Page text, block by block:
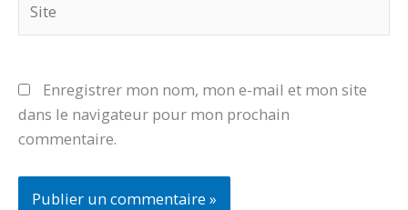
Enregistrer mon nom, mon e-mail et mon site
dans le navigateur pour mon prochain
commentaire.